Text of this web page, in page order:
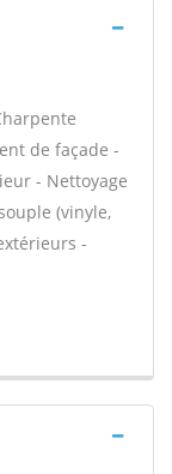
de façade -
- Nettoyage
(vinyle,
-